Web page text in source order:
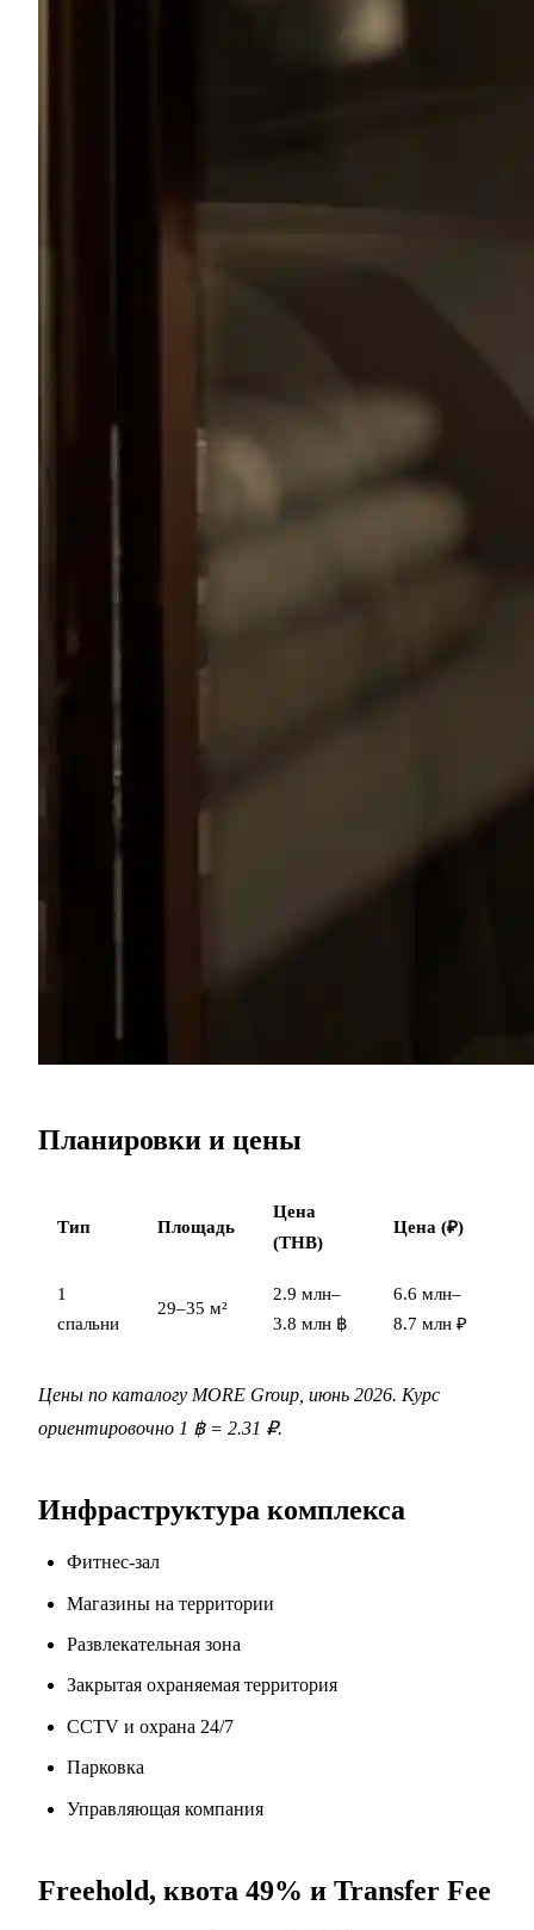
Планировки и цены
Тип Площадь
Цена
(THB)
Цена (₽)
1
спальни
29–35 м²
2.9 млн–
3.8 млн ฿
6.6 млн–
8.7 млн ₽
Цены по каталогу MORE Group, июнь 2026. Курс
ориентировочно 1 ฿ = 2.31 ₽.
Инфраструктура комплекса
Фитнес-зал
Магазины на территории
Развлекательная зона
Закрытая охраняемая территория
CCTV и охрана 24/7
Парковка
Управляющая компания
Freehold, квота 49% и Transfer Fee